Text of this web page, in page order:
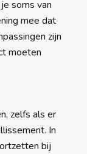
soms van
mee dat
zijn
moeten
zelfs als er
In
bij